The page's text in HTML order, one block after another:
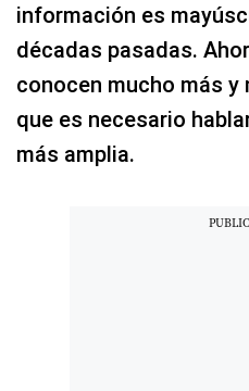
información es
décadas pasadas.
conocen mucho más y
que es necesario
más amplia.